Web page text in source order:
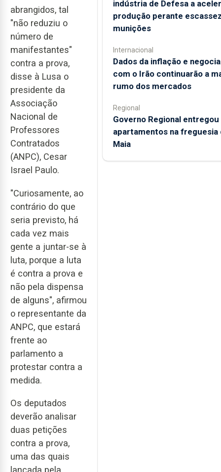
abrangidos, tal
"não reduziu o
número de
manifestantes"
contra a prova,
disse à Lusa o
presidente da
Associação
Nacional de
Professores
Contratados
(ANPC), Cesar
Israel Paulo.
"Curiosamente, ao
contrário do que
seria previsto, há
cada vez mais
gente a juntar-se à
luta, porque a luta
é contra a prova e
não pela dispensa
de alguns", afirmou
o representante da
ANPC, que estará
frente ao
parlamento a
protestar contra a
medida.
Os deputados
deverão analisar
duas petições
contra a prova,
uma das quais
lançada pela
indústria de Defesa a
produção perante
munições
Internacional
Dados da inflação e
com o Irão continuarão a
rumo dos mercados
Regional
Governo Regional entregou
apartamentos na freguesia
Maia